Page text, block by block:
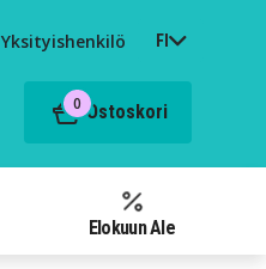
Yksityishenkilö FI
0 Ostoskori
Elokuun Ale